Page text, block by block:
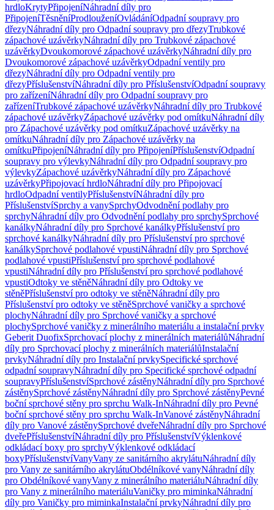
hrdloKrytyPřipojeníNáhradní díly pro
PřipojeníTěsněníProdlouženíOvládáníOdpadní soupravy pro
dřezyNáhradní díly pro Odpadní soupravy pro dřezyTrubkové
zápachové uzávěrkyNáhradní díly pro Trubkové zápachové
uzávěrkyDvoukomorové zápachové uzávěrkyNáhradní díly pro
Dvoukomorové zápachové uzávěrkyOdpadní ventily pro
dřezyNáhradní díly pro Odpadní ventily pro
dřezyPříslušenstvíNáhradní díly pro PříslušenstvíOdpadní soupravy
pro zařízeníNáhradní díly pro Odpadní soupravy pro
zařízeníTrubkové zápachové uzávěrkyNáhradní díly pro Trubkové
zápachové uzávěrkyZápachové uzávěrky pod omítkuNáhradní díly
pro Zápachové uzávěrky pod omítkuZápachové uzávěrky na
omítkuNáhradní díly pro Zápachové uzávěrky na
omítkuPřipojeníNáhradní díly pro PřipojeníPříslušenstvíOdpadní
soupravy pro výlevkyNáhradní díly pro Odpadní soupravy pro
výlevkyZápachové uzávěrkyNáhradní díly pro Zápachové
uzávěrkyPřipojovací hrdloNáhradní díly pro Připojovací
hrdloOdpadní ventilyPříslušenstvíNáhradní díly pro
PříslušenstvíSprchy a vanySprchyOdvodnění podlahy pro
sprchyNáhradní díly pro Odvodnění podlahy pro sprchySprchové
kanálkyNáhradní díly pro Sprchové kanálkyPříslušenství pro
sprchové kanálkyNáhradní díly pro Příslušenství pro sprchové
kanálkySprchové podlahové vpustiNáhradní díly pro Sprchové
podlahové vpustiPříslušenství pro sprchové podlahové
vpustiNáhradní díly pro Příslušenství pro sprchové podlahové
vpustiOdtoky ve stěněNáhradní díly pro Odtoky ve
stěněPříslušenství pro odtoky ve stěněNáhradní díly pro
Příslušenství pro odtoky ve stěněSprchové vaničky a sprchové
plochyNáhradní díly pro Sprchové vaničky a sprchové
plochySprchové vaničky z minerálního materiálu a instalační prvky
Geberit DuofixSprchovací plochy z minerálních materiálůNáhradní
díly pro Sprchovací plochy z minerálních materiálůInstalační
prvkyNáhradní díly pro Instalační prvkySpecifické sprchové
odpadní soupravyNáhradní díly pro Specifické sprchové odpadní
soupravyPříslušenstvíSprchové zástěnyNáhradní díly pro Sprchové
zástěnySprchové zástěnyNáhradní díly pro Sprchové zástěnyPevné
boční sprchové stěny pro sprchu Walk-InNáhradní díly pro Pevné
boční sprchové stěny pro sprchu Walk-InVanové zástěnyNáhradní
díly pro Vanové zástěnySprchové dveřeNáhradní díly pro Sprchové
dveřePříslušenstvíNáhradní díly pro PříslušenstvíVýklenkové
odkládací boxy pro sprchyVýklenkové odkládací
boxyPříslušenstvíVanyVany ze sanitárního akrylátuNáhradní díly
pro Vany ze sanitárního akrylátuObdélníkové vanyNáhradní díly
pro Obdélníkové vanyVany z minerálního materiáluNáhradní díly
pro Vany z minerálního materiáluVaničky pro miminkaNáhradní
díly pro Vaničky pro miminkaInstalační prvkyNáhradní díly pro